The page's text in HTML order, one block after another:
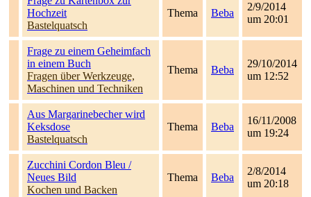
Hochzeit
Bastelquatsch
Thema Beba
2/9/2014
um 20:01
Frage zu einem Geheimfach
in einem Buch
Fragen über Werkzeuge,
Maschinen und Techniken
Thema Beba
29/10/2014
um 12:52
Aus Margarinebecher wird
Keksdose
Bastelquatsch
Thema Beba
16/11/2008
um 19:24
Zucchini Cordon Bleu /
Neues Bild
Kochen und Backen
Thema Beba
2/8/2014
um 20:18